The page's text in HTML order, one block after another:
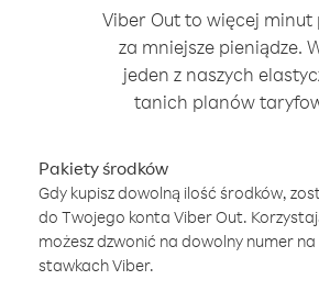
Viber Out to więcej minut
za mniejsze pieniądze.
jeden z naszych
tanich planów
Pakiety środków
Gdy kupisz dowolną ilość środków,
do Twojego konta Viber Out.
możesz dzwonić na dowolny numer
stawkach Viber.